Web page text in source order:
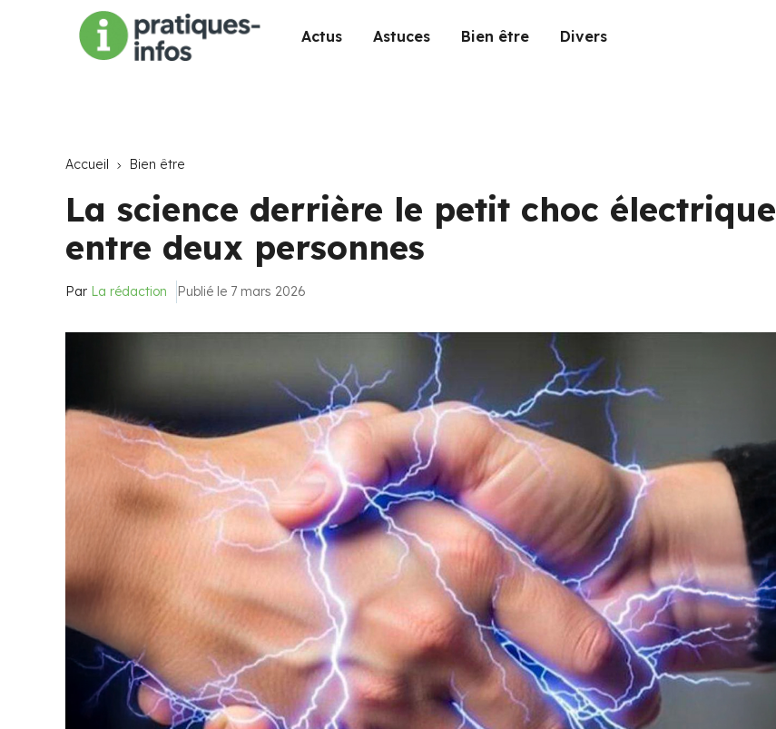
Actus Astuces Bien être Divers
Accueil Bien être
La science derrière le petit choc électrique
entre deux personnes
Par La rédaction Publié le 7 mars 2026